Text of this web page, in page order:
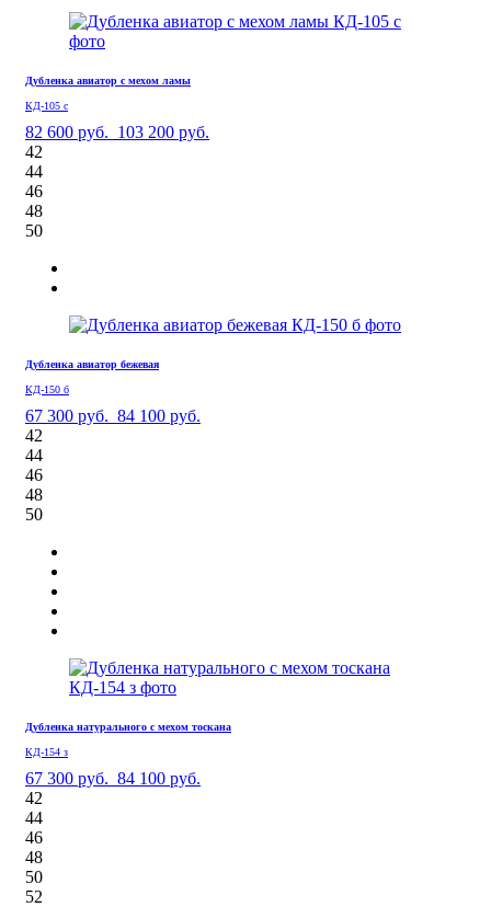
Дубленка авиатор с мехом ламы
КД-105 с
82 600 руб. 103 200 руб.
42
44
46
48
50
Дубленка авиатор бежевая
КД-150 б
67 300 руб. 84 100 руб.
42
44
46
48
50
Дубленка натурального с мехом тоскана
КД-154 з
67 300 руб. 84 100 руб.
42
44
46
48
50
52